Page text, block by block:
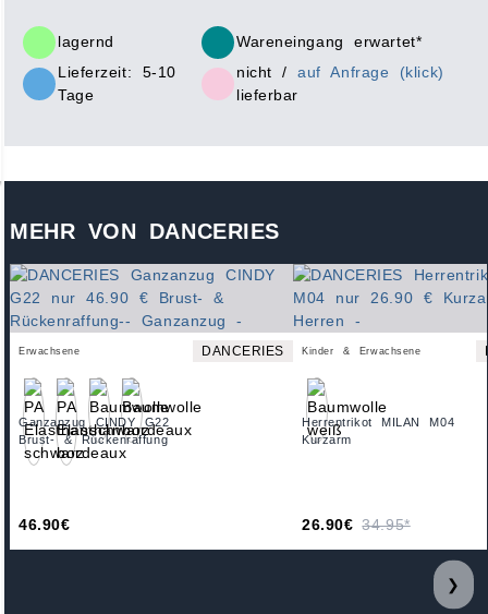
lagernd
Wareneingang erwartet*
Lieferzeit: 5-10
Tage
nicht /auf Anfrage (klick)
lieferbar
MEHR VON DANCERIES
Erwachsene DANCERIES
Ganzanzug CINDY G22
Brust- & Rückenraffung
46.90€
Kinder & Erwachsene
Herrentrikot MILAN M04
Kurzarm
26.90€ 34.95*
❯